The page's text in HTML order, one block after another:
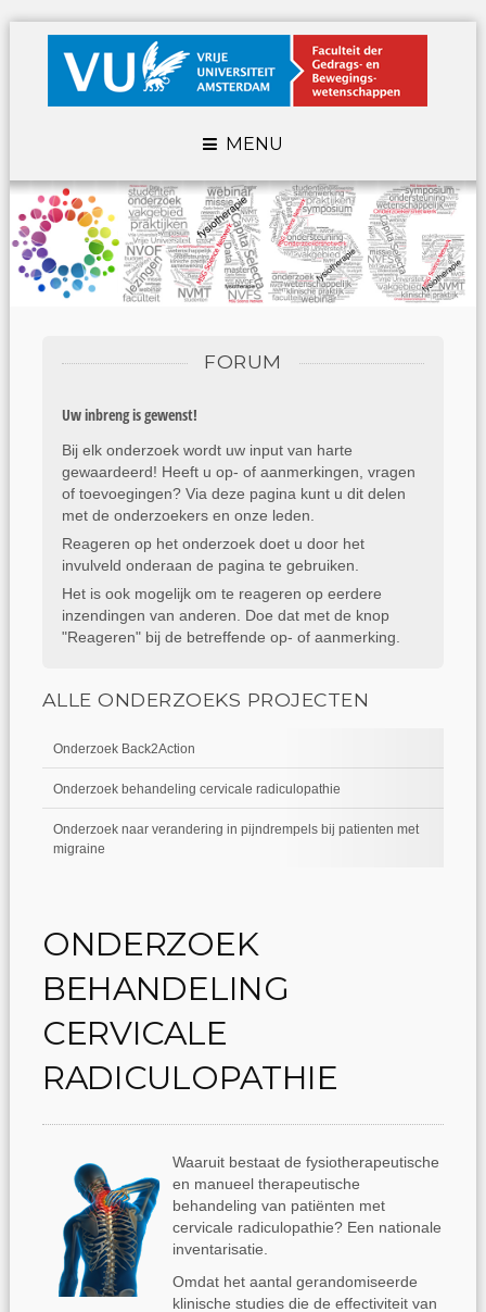
MENU
FORUM
Uw inbreng is gewenst!
Bij elk onderzoek wordt uw input van harte
gewaardeerd! Heeft u op- of aanmerkingen, vragen
of toevoegingen? Via deze pagina kunt u dit delen
met de onderzoekers en onze leden.
Reageren op het onderzoek doet u door het
invulveld onderaan de pagina te gebruiken.
Het is ook mogelijk om te reageren op eerdere
inzendingen van anderen. Doe dat met de knop
"Reageren" bij de betreffende op- of aanmerking.
ALLE ONDERZOEKS PROJECTEN
Onderzoek Back2Action
Onderzoek behandeling cervicale radiculopathie
Onderzoek naar verandering in pijndrempels bij patienten met
migraine
ONDERZOEK
BEHANDELING
CERVICALE
RADICULOPATHIE
Waaruit bestaat de fysiotherapeutische
en manueel therapeutische
behandeling van patiënten met
cervicale radiculopathie? Een nationale
inventarisatie.
Omdat het aantal gerandomiseerde
klinische studies die de effectiviteit van